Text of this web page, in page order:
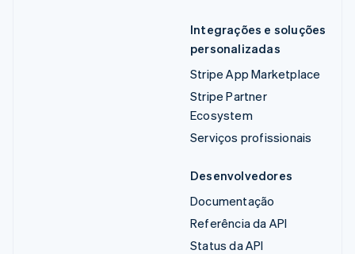
Integrações e soluções
personalizadas
Stripe App Marketplace
Stripe Partner
Ecosystem
Serviços profissionais
Desenvolvedores
Documentação
Referência da API
Status da API